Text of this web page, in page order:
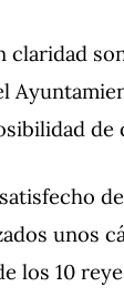
unos
los 10